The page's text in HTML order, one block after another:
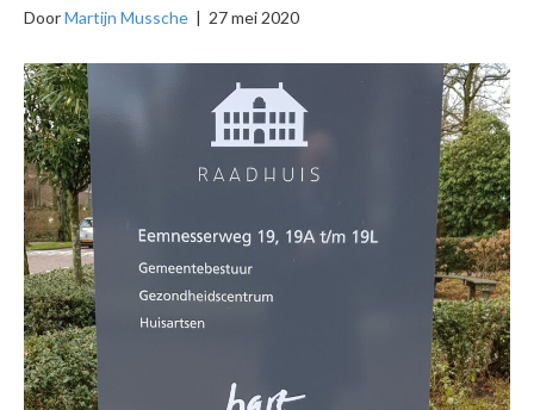
DoorMartijn Mussche | 27 mei 2020